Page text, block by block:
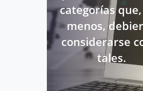
categorías
menos,
considerarse
tales.